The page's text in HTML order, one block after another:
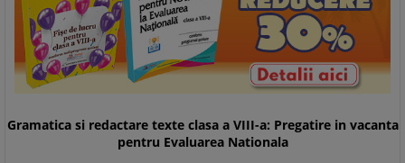
Gramatica si redactare texte clasa a VIII-a: Pregatire in vacanta
pentru Evaluarea Nationala